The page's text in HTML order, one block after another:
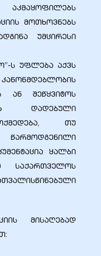
მოთხოვნებს
უმცირესი
ს უფლება აქვს
ან შეწყვიტოს
დადებული
თუ
ყალბი
საქართველოს
მისაღებად